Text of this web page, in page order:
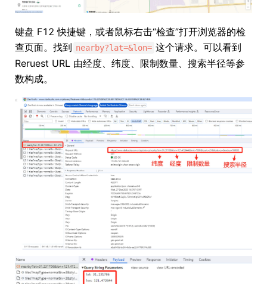
键盘 F12 快捷键，或者鼠标右击“检查”打开浏览器的检
查页面。找到 nearby?lat=&lon= 这个请求。可以看到
Reruest URL 由经度、纬度、限制数量、搜索半径等参
数构成。